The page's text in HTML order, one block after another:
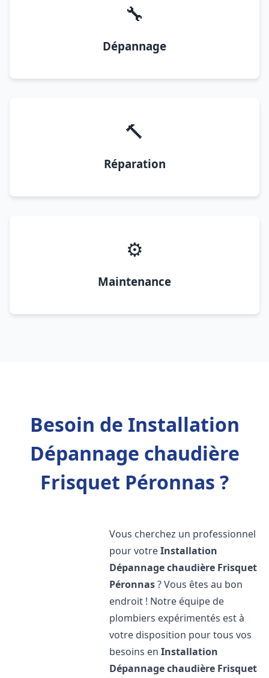
🔧
Dépannage
🔨
Réparation
⚙️
Maintenance
Besoin de Installation
Dépannage chaudière
Frisquet Péronnas ?
Vous cherchez un professionnel
pour votreInstallation
Dépannage chaudière Frisquet
Péronnas? Vous êtes au bon
endroit ! Notre équipe de
plombiers expérimentés est à
votre disposition pour tous vos
besoins enInstallation
Dépannage chaudière Frisquet